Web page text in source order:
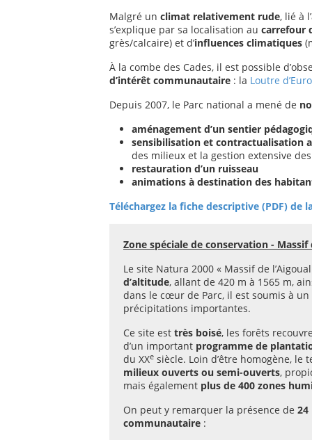
Malgré un climat relativement rude, lié à
s’explique par sa localisation au carrefour
grès/calcaire) et d’influences climatiques
À la combe des Cades, il est possible
d’intérêt communautaire : la Loutre
Depuis 2007, le Parc national a mené de
aménagement d’un sentier
sensibilisation et contractualisation
des milieux et la gestion extensive
restauration d’un ruisseau
animations à destination des
Téléchargez la fiche descriptive (PDF) de
Zone spéciale de conservation - Massif
Le site Natura 2000 « Massif de
d’altitude, allant de 420 m à 1565 m,
dans le cœur de Parc, il est soumis à un
précipitations importantes.
Ce site est très boisé, les forêts
d’un important programme de
du XXe siècle. Loin d’être homogène,
milieux ouverts ou semi-ouverts,
mais également plus de 400 zones
On peut y remarquer la présence de
communautaire :